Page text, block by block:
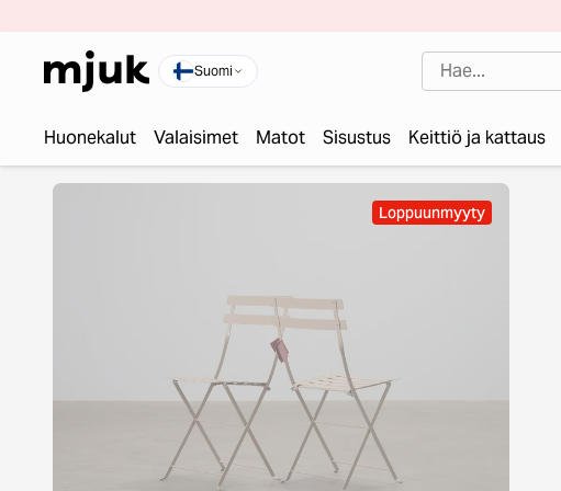
Suomi
Huonekalut Valaisimet Matot Sisustus Keittiö ja kattaus
Loppuunmyyty